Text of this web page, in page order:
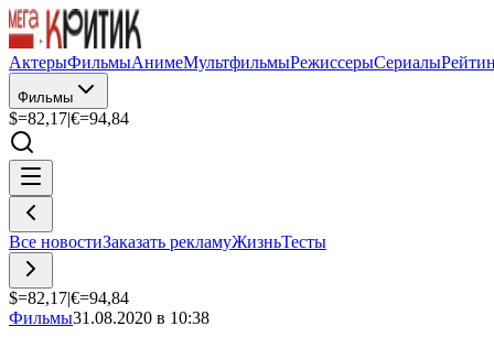
АктерыФильмыАнимеМультфильмыРежиссерыСериалы
Фильмы
$=82,17|€=94,84
Все новостиЗаказать рекламуЖизньТесты
$=82,17|€=94,84
Фильмы31.08.2020 в 10:38